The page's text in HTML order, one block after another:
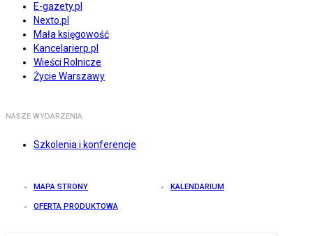
E-gazety.pl
Nexto.pl
Mała księgowość
Kancelarierp.pl
Wieści Rolnicze
Życie Warszawy
NASZE WYDARZENIA
Szkolenia i konferencje
MAPA STRONY KALENDARIUM
OFERTA PRODUKTOWA